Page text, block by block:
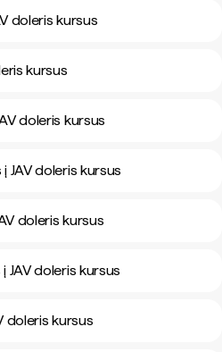
doleris kursus
kursus
doleris kursus
JAV doleris kursus
doleris kursus
JAV doleris kursus
doleris kursus